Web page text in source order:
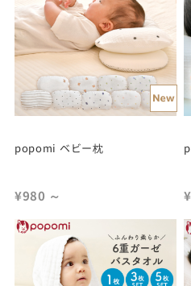
popomi ベビー枕
¥980 ～